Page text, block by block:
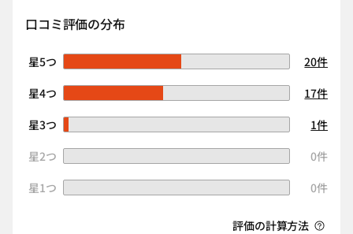
口コミ評価の分布
星5つ
20件
星4つ
17件
星3つ
1件
星2つ
0件
星1つ
0件
評価の計算方法